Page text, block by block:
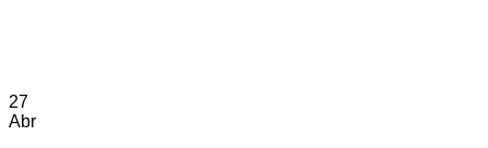
27
Abr